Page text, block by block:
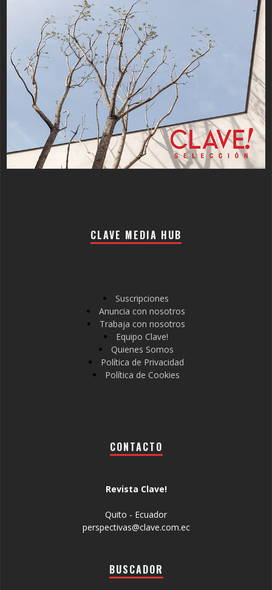
CLAVE MEDIA HUB
Suscripciones
Anuncia con nosotros
Trabaja con nosotros
Equipo Clave!
Quienes Somos
Política de Privacidad
Política de Cookies
CONTACTO
Revista Clave!
Quito - Ecuador
perspectivas@clave.com.ec
BUSCADOR